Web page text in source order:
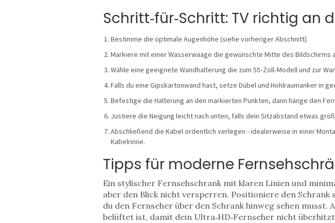
Schritt‑für‑Schritt: TV richtig an
Bestimme die optimale Augenhöhe (siehe vorheriger Abschnitt).
Markiere mit einer Wasserwaage die gewünschte Mitte des Bildschirms
Wähle eine geeignete Wandhalterung die zum 55‑Zoll‑Modell und zur
Falls du eine Gipskartonwand hast, setze Dübel und Hohlraumanker in
Befestige die Halterung an den markierten Punkten, dann hänge den
Justiere die Neigung leicht nach unten, falls dein Sitzabstand etwas
Abschließend die Kabel ordentlich verlegen - idealerweise in einer
Kabelrinne.
Tipps für moderne
Ein stylischer Fernsehschrank mit klaren Linien und
aber den Blick nicht versperren. Positioniere den
du den Fernseher über den Schrank hinweg sehen musst.
belüftet ist, damit dein Ultra‑HD‑Fernseher nicht überhitzt